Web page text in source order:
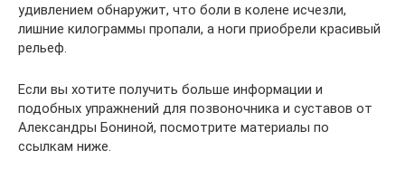
удивлением обнаружит, что боли в колене исчезли,
лишние килограммы пропали, а ноги приобрели красивый
рельеф.
Если вы хотите получить больше информации и
подобных упражнений для позвоночника и суставов от
Александры Бониной, посмотрите материалы по
ссылкам ниже.